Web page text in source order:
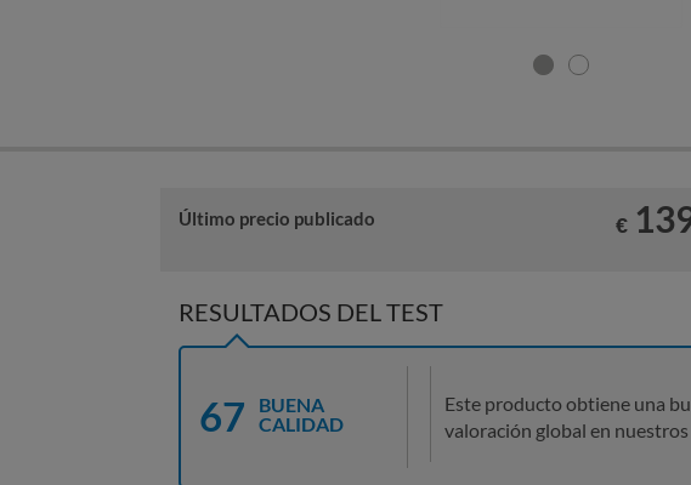
Último precio publicado €
RESULTADOS DEL TEST
67
BUENA
CALIDAD
Este producto obtiene una
valoración global en nuestros